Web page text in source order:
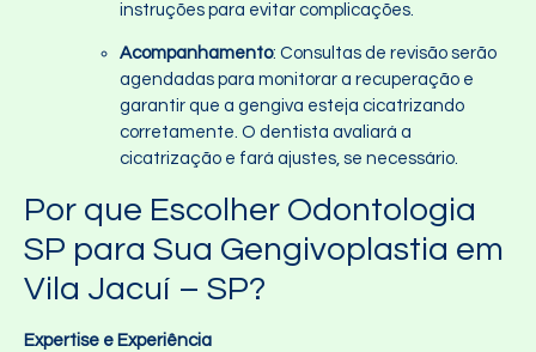
instruções para evitar complicações.
Acompanhamento: Consultas de revisão serão
agendadas para monitorar a recuperação e
garantir que a gengiva esteja cicatrizando
corretamente. O dentista avaliará a
cicatrização e fará ajustes, se necessário.
Por que Escolher Odontologia
SP para Sua Gengivoplastia em
Vila Jacuí – SP?
Expertise e Experiência